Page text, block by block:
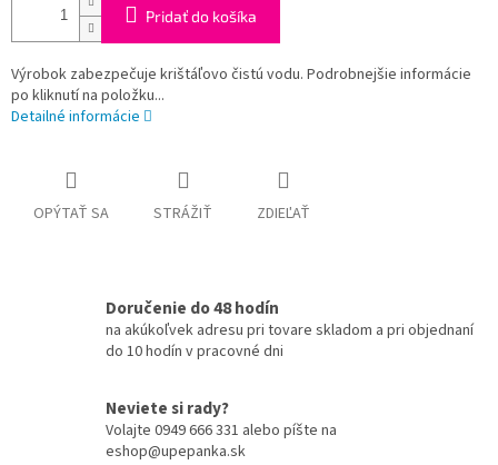
Pridať do košíka
Výrobok zabezpečuje krištáľovo čistú vodu. Podrobnejšie informácie
po kliknutí na položku...
Detailné informácie
OPÝTAŤ SA STRÁŽIŤ ZDIEĽAŤ
Doručenie do 48 hodín
na akúkoľvek adresu pri tovare skladom a pri objednaní
do 10 hodín v pracovné dni
Neviete si rady?
Volajte 0949 666 331 alebo píšte na
eshop@upepanka.sk